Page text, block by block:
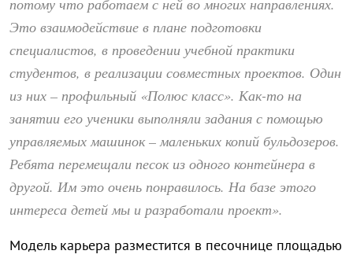
потому что работаем с ней во многих направлениях.
Это взаимодействие в плане подготовки
специалистов, в проведении учебной практики
студентов, в реализации совместных проектов. Один
из них – профильный «Полюс класс». Как-то на
занятии его ученики выполняли задания с помощью
управляемых машинок – маленьких копий бульдозеров.
Ребята перемещали песок из одного контейнера в
другой. Им это очень понравилось. На базе этого
интереса детей мы и разработали проект».
Модель карьера разместится в песочнице площадью